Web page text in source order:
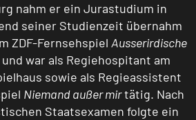
nahm er ein Jurastudium in
seiner Studienzeit übernahm
ZDF-Fernsehspiel Ausserirdische
war als Regiehospitant am
sowie als Regieassistent
Niemand außer mirtätig. Nach
Staatsexamen folgte ein